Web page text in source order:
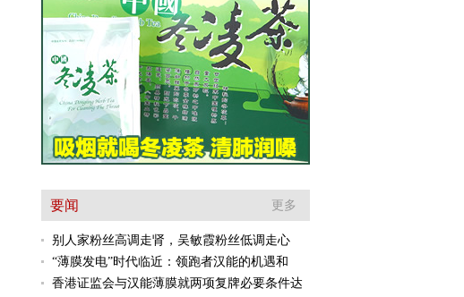
要闻 更多
别人家粉丝高调走肾，吴敏霞粉丝低调走心
“薄膜发电”时代临近：领跑者汉能的机遇和
香港证监会与汉能薄膜就两项复牌必要条件达